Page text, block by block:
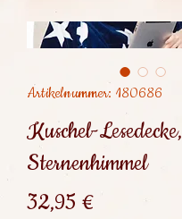
Artikelnummer: 180686
Kuschel-Lesedecke,
Sternenhimmel
32,95 €Preis